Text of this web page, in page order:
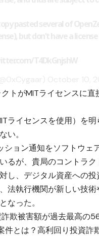
トがMITライセンスに
ライセンスを使用）を
い。
ション通知をソフトウ
るが、貴局のコントラク
し、デジタル資産への
法執行機関が新しい技
なった。
欺被害額が過去最高の
件とは？高利回り投資詐